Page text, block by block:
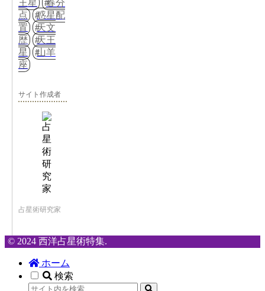
王星
春分
点
惑星配
置
天文
歴
天王
星
山羊
座
サイト作成者
占星術研究家
© 2024 西洋占星術特集.
ホーム
検索